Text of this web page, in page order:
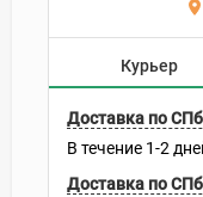
Курьер
Доставка по
В течение 1-2
Доставка по